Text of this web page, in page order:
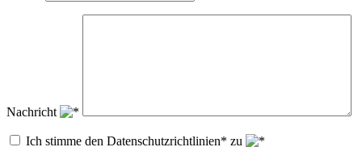
Nachricht
Ich stimme den Datenschutzrichtlinien* zu